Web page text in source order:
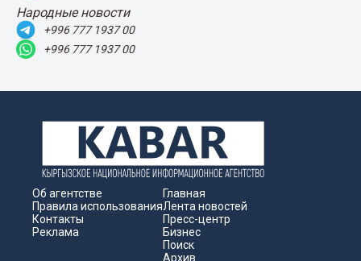
Народные новости
+996 777 1937 00
+996 777 1937 00
Об агентстве
Правила использования
Контакты
Реклама
Главная
Лента новостей
Пресс-центр
Бизнес
Поиск
Архив